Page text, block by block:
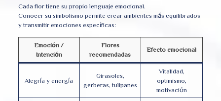
Cada flor tiene su propio lenguaje emocional.
Conocer su simbolismo permite crear ambientes más equilibrados
y transmitir emociones específicas:
Emoción /
Intención
Flores
recomendadas
Efecto emocional
Alegría y energía
Girasoles,
gerberas, tulipanes
Vitalidad,
optimismo,
motivación